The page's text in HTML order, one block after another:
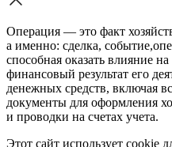
Операция — это факт
а именно: сделка,
способная оказать влияние
финансовый результат его
денежных средств, включая
документы для оформления
и проводки на счетах учета.
Этот сайт использует cookie